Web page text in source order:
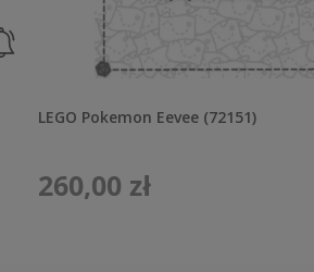
LEGO Pokemon Eevee (72151)
260,00 zł